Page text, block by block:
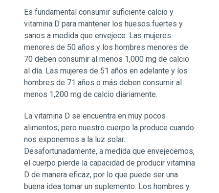
Es fundamental consumir suficiente calcio y
vitamina D para mantener los huesos fuertes y
sanos a medida que envejece. Las mujeres
menores de 50 años y los hombres menores de
70 deben consumir al menos 1,000 mg de calcio
al día. Las mujeres de 51 años en adelante y los
hombres de 71 años o más deben consumir al
menos 1,200 mg de calcio diariamente.
La vitamina D se encuentra en muy pocos
alimentos, pero nuestro cuerpo la produce cuando
nos exponemos a la luz solar.
Desafortunadamente, a medida que envejecemos,
el cuerpo pierde la capacidad de producir vitamina
D de manera eficaz, por lo que puede ser una
buena idea tomar un suplemento. Los hombres y